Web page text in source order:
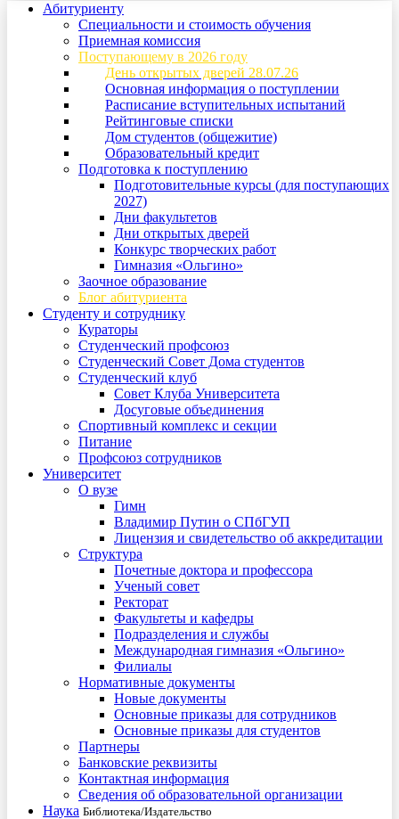
Абитуриенту
Специальности и стоимость обучения
Приемная комиссия
Поступающему в 2026 году
День открытых дверей 28.07.26
Основная информация о поступлении
Расписание вступительных испытаний
Рейтинговые списки
Дом студентов (общежитие)
Образовательный кредит
Подготовка к поступлению
Подготовительные курсы (для поступающих
2027)
Дни факультетов
Дни открытых дверей
Конкурс творческих работ
Гимназия «Ольгино»
Заочное образование
Блог абитуриента
Студенту и сотруднику
Кураторы
Студенческий профсоюз
Студенческий Совет Дома студентов
Студенческий клуб
Совет Клуба Университета
Досуговые объединения
Спортивный комплекс и секции
Питание
Профсоюз сотрудников
Университет
О вузе
Гимн
Владимир Путин о СПбГУП
Лицензия и свидетельство об аккредитации
Структура
Почетные доктора и профессора
Ученый совет
Ректорат
Факультеты и кафедры
Подразделения и службы
Международная гимназия «Ольгино»
Филиалы
Нормативные документы
Новые документы
Основные приказы для сотрудников
Основные приказы для студентов
Партнеры
Банковские реквизиты
Контактная информация
Сведения об образовательной организации
Наука Библиотека/Издательство